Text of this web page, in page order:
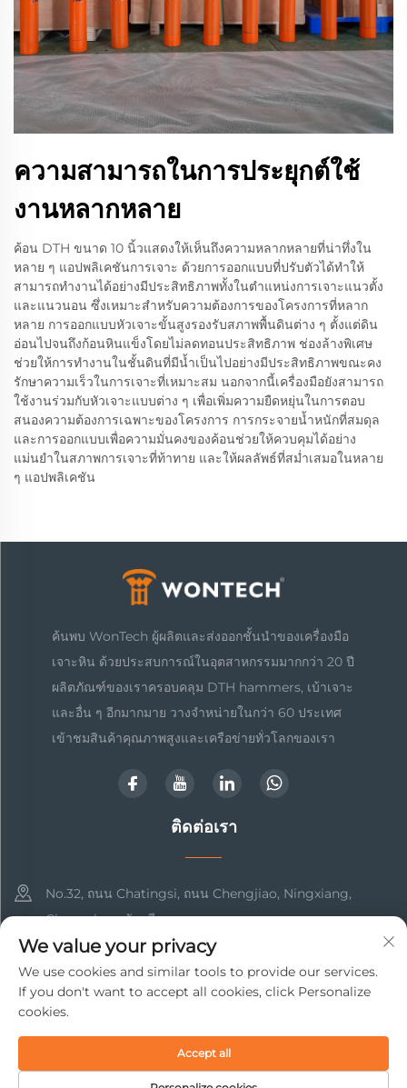
ความสามารถในการประยุกต์ใช้
งานหลากหลาย
ค้อน DTH ขนาด 10 นิ้วแสดงให้เห็นถึงความหลากหลายที่น่าทึ่งใน
หลาย ๆ แอปพลิเคชันการเจาะ ด้วยการออกแบบที่ปรับตัวได้ทำให้
สามารถทำงานได้อย่างมีประสิทธิภาพทั้งในตำแหน่งการเจาะแนวตั้ง
และแนวนอน ซึ่งเหมาะสำหรับความต้องการของโครงการที่หลาก
หลาย การออกแบบหัวเจาะขั้นสูงรองรับสภาพพื้นดินต่าง ๆ ตั้งแต่ดิน
อ่อนไปจนถึงก้อนหินแข็งโดยไม่ลดทอนประสิทธิภาพ ช่องล้างพิเศษ
ช่วยให้การทำงานในชั้นดินที่มีน้ำเป็นไปอย่างมีประสิทธิภาพขณะคง
รักษาความเร็วในการเจาะที่เหมาะสม นอกจากนี้เครื่องมือยังสามารถ
ใช้งานร่วมกับหัวเจาะแบบต่าง ๆ เพื่อเพิ่มความยืดหยุ่นในการตอบ
สนองความต้องการเฉพาะของโครงการ การกระจายน้ำหนักที่สมดุล
และการออกแบบเพื่อความมั่นคงของค้อนช่วยให้ควบคุมได้อย่าง
แม่นยำในสภาพการเจาะที่ท้าทาย และให้ผลลัพธ์ที่สม่ำเสมอในหลาย
ๆ แอปพลิเคชัน
ค้นพบ WonTech ผู้ผลิตและส่งออกชั้นนำของเครื่องมือ
เจาะหิน ด้วยประสบการณ์ในอุตสาหกรรมมากกว่า 20 ปี
ผลิตภัณฑ์ของเราครอบคลุม DTH hammers, เบ้าเจาะ
และอื่น ๆ อีกมากมาย วางจำหน่ายในกว่า 60 ประเทศ
เข้าชมสินค้าคุณภาพสูงและเครือข่ายทั่วโลกของเรา
ติดต่อเรา
No.32, ถนน Chatingsi, ถนน Chengjiao, Ningxiang,
Changsha, ฮุนัน, จีน
+86-17369211460
[email protected]
ลิขสิทธิ์ © 2025 Changsha Beto New Material Technology Co.,
Ltd. สงวนสิทธิ์ทั้งหมด นโยบายความเป็นส่วนตัว
We value your privacy
We use cookies and similar tools to provide our services.
If you don't want to accept all cookies, click Personalize
cookies.
Accept all